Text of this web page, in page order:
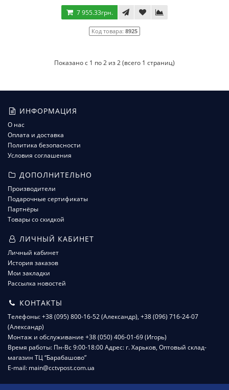
7 955.33грн.
Код товара: 8925
Показано с 1 по 2 из 2 (всего 1 страниц)
ИНФОРМАЦИЯ
О нас
Оплата и доставка
Политика безопасности
Условия соглашения
ДОПОЛНИТЕЛЬНО
Производители
Подарочные сертификаты
Партнёры
Товары со скидкой
ЛИЧНЫЙ КАБИНЕТ
Личный кабинет
История заказов
Мои закладки
Рассылка новостей
КОНТАКТЫ
Телефоны: +38 (095) 800-16-52 (Александр), +38 (096) 716-24-07
(Александр)
Монтаж и обслуживание +38 (050) 406-01-69 (Игорь)
Время работы: Пн-Вс 9:00-18:00 Адрес: г. Харьков, Оптовый склад-
магазин ТЦ “Барабашово”
E-mail: main@cctvpost.com.ua